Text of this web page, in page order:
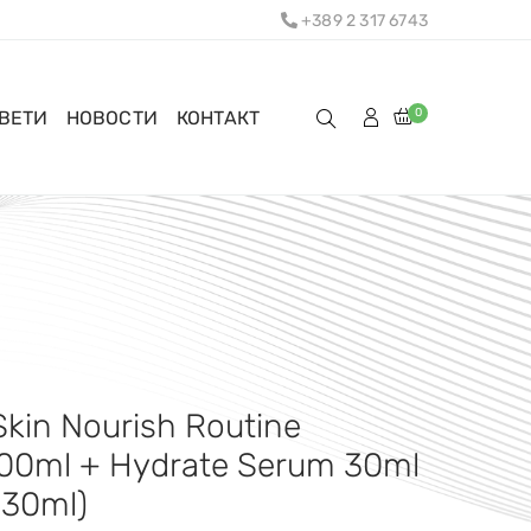
+389 2 317 6743
НОВОСТИ КОНТАКТ 0
Nourish Routine
+ Hydrate Serum 30ml